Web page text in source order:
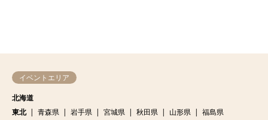
イベントエリア
北海道
東北
青森県 岩手県 宮城県 秋田県 山形県
福島県